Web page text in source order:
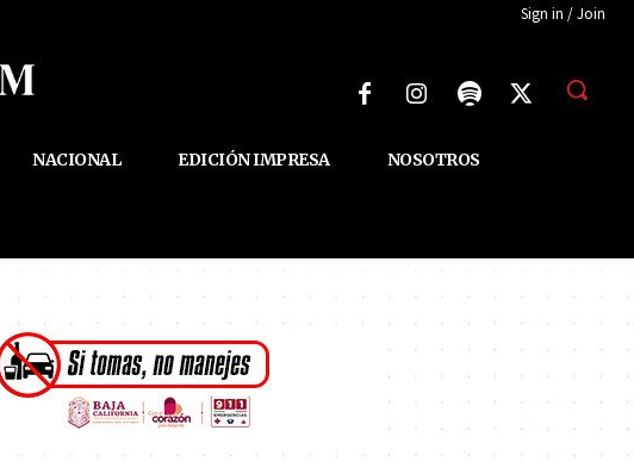
Sign in / Join
NACIONAL EDICIÓN IMPRESA NOSOTROS